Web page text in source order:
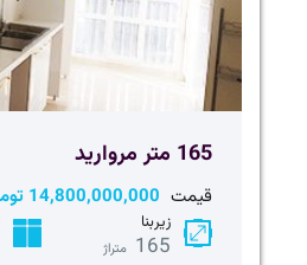
165 متر مروارید
قیمت 14,800,000,000 تومان
زیربنا
165 متراژ